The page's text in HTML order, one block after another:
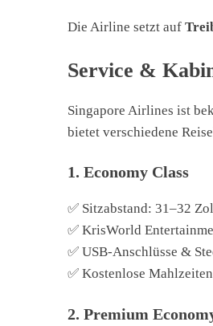
Die Airline setzt auf
Service &
Singapore Airlines ist
bietet verschiedene
1. Economy Class
✅ Sitzabstand: 31–32
✅ KrisWorld
✅ USB-Anschlüsse &
✅ Kostenlose
2. Premium